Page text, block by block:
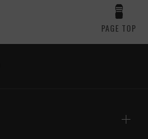
PAGE TOP